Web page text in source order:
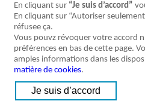
En cliquant sur “Je suis d’accord”
En cliquant sur “Autoriser
réfusee ça.
Vous pouvz révoquer votre accord
préférences en bas de cette page.
amples informations dans les
matière de cookies.